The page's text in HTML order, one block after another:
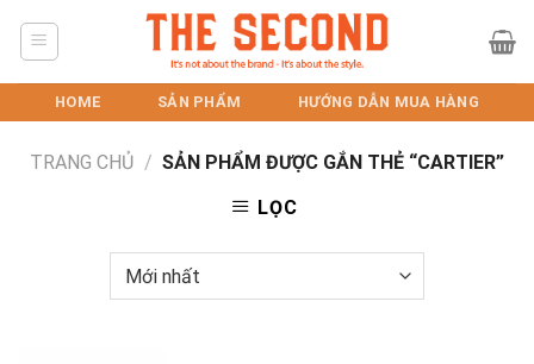
HOME SẢN PHẨM HƯỚNG DẪN MUA HÀNG
TRANG CHỦ / SẢN PHẨM ĐƯỢC GẮN THẺ “CARTIER”
LỌC